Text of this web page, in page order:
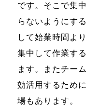
です。そこで集
らないようにす
して始業時間よ
集中して作業す
ます。またチー
効活用するため
場もあります。